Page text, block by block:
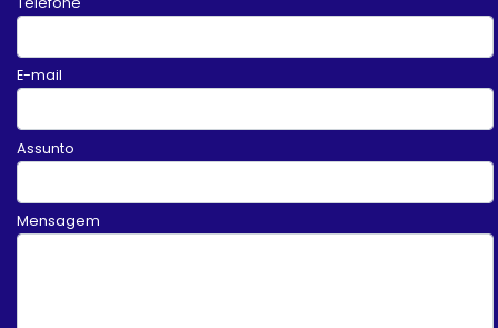
E-mail
Assunto
Mensagem